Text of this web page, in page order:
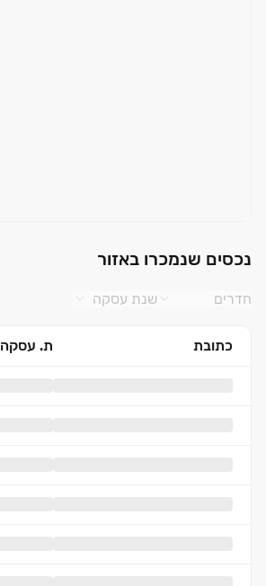
נכסים שנמכרו באזור
חדרים שנת עסקה
כתובת ת. עסקה